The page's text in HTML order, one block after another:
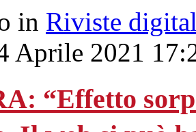
in Riviste
Aprile 2021
“Effetto